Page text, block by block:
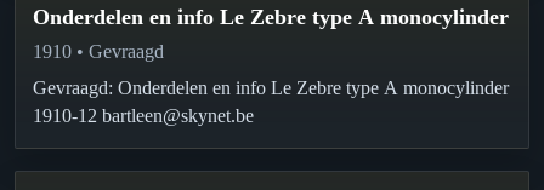
Onderdelen en info Le Zebre type A monocylinder
1910 • Gevraagd
Gevraagd: Onderdelen en info Le Zebre type A monocylinder
1910-12 bartleen@skynet.be